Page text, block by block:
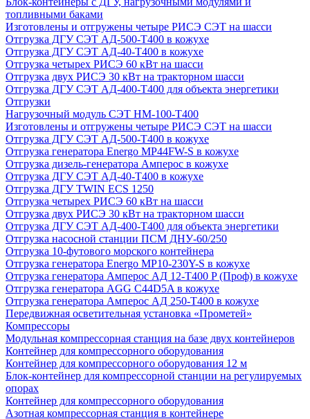
топливными баками
Изготовлены и отгружены четыре РИСЭ СЭТ на шасси
Отгрузка ДГУ СЭТ АД-500-Т400 в кожухе
Отгрузка ДГУ СЭТ АД-40-Т400 в кожухе
Отгрузка четырех РИСЭ 60 кВт на шасси
Отгрузка двух РИСЭ 30 кВт на тракторном шасси
Отгрузка ДГУ СЭТ АД-400-Т400 для объекта энергетики
Отгрузки
Нагрузочный модуль СЭТ НМ-100-Т400
Изготовлены и отгружены четыре РИСЭ СЭТ на шасси
Отгрузка ДГУ СЭТ АД-500-Т400 в кожухе
Отгрузка генератора Energo MP44FW-S в кожухе
Отгрузка дизель-генератора Амперос в кожухе
Отгрузка ДГУ СЭТ АД-40-Т400 в кожухе
Отгрузка ДГУ TWIN ECS 1250
Отгрузка четырех РИСЭ 60 кВт на шасси
Отгрузка двух РИСЭ 30 кВт на тракторном шасси
Отгрузка ДГУ СЭТ АД-400-Т400 для объекта энергетики
Отгрузка насосной станции ПСМ ДНУ-60/250
Отгрузка 10-футового морского контейнера
Отгрузка генератора Energo MP10-230Y-S в кожухе
Отгрузка генератора Амперос АД 12-Т400 P (Проф) в кожухе
Отгрузка генератора AGG C44D5A в кожухе
Отгрузка генератора Амперос АД 250-Т400 в кожухе
Передвижная осветительная установка «Прометей»
Компрессоры
Модульная компрессорная станция на базе двух контейнеров
Контейнер для компрессорного оборудования
Контейнер для компрессорного оборудования 12 м
Блок-контейнер для компрессорной станции на регулируемых
опорах
Контейнер для компрессорного оборудования
Азотная компрессорная станция в контейнере